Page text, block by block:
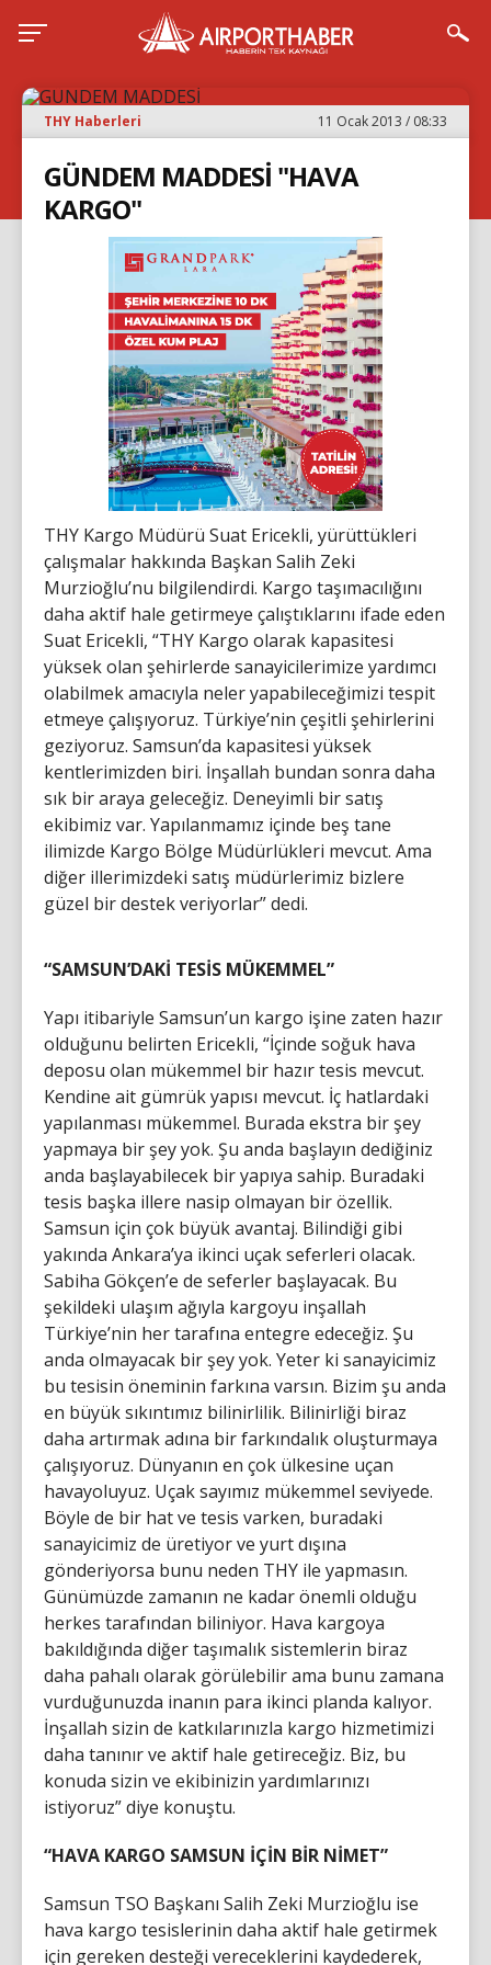
THY Haberleri 11 Ocak 2013 / 08:33
GÜNDEM MADDESİ "HAVA
KARGO"
THY Kargo Müdürü Suat Ericekli, yürüttükleri
çalışmalar hakkında Başkan Salih Zeki
Murzioğlu’nu bilgilendirdi. Kargo taşımacılığını
daha aktif hale getirmeye çalıştıklarını ifade eden
Suat Ericekli, “THY Kargo olarak kapasitesi
yüksek olan şehirlerde sanayicilerimize yardımcı
olabilmek amacıyla neler yapabileceğimizi tespit
etmeye çalışıyoruz. Türkiye’nin çeşitli şehirlerini
geziyoruz. Samsun’da kapasitesi yüksek
kentlerimizden biri. İnşallah bundan sonra daha
sık bir araya geleceğiz. Deneyimli bir satış
ekibimiz var. Yapılanmamız içinde beş tane
ilimizde Kargo Bölge Müdürlükleri mevcut. Ama
diğer illerimizdeki satış müdürlerimiz bizlere
güzel bir destek veriyorlar” dedi.
“SAMSUN’DAKİ TESİS MÜKEMMEL”
Yapı itibariyle Samsun’un kargo işine zaten hazır
olduğunu belirten Ericekli, “İçinde soğuk hava
deposu olan mükemmel bir hazır tesis mevcut.
Kendine ait gümrük yapısı mevcut. İç hatlardaki
yapılanması mükemmel. Burada ekstra bir şey
yapmaya bir şey yok. Şu anda başlayın dediğiniz
anda başlayabilecek bir yapıya sahip. Buradaki
tesis başka illere nasip olmayan bir özellik.
Samsun için çok büyük avantaj. Bilindiği gibi
yakında Ankara’ya ikinci uçak seferleri olacak.
Sabiha Gökçen’e de seferler başlayacak. Bu
şekildeki ulaşım ağıyla kargoyu inşallah
Türkiye’nin her tarafına entegre edeceğiz. Şu
anda olmayacak bir şey yok. Yeter ki sanayicimiz
bu tesisin öneminin farkına varsın. Bizim şu anda
en büyük sıkıntımız bilinirlilik. Bilinirliği biraz
daha artırmak adına bir farkındalık oluşturmaya
çalışıyoruz. Dünyanın en çok ülkesine uçan
havayoluyuz. Uçak sayımız mükemmel seviyede.
Böyle de bir hat ve tesis varken, buradaki
sanayicimiz de üretiyor ve yurt dışına
gönderiyorsa bunu neden THY ile yapmasın.
Günümüzde zamanın ne kadar önemli olduğu
herkes tarafından biliniyor. Hava kargoya
bakıldığında diğer taşımalık sistemlerin biraz
daha pahalı olarak görülebilir ama bunu zamana
vurduğunuzda inanın para ikinci planda kalıyor.
İnşallah sizin de katkılarınızla kargo hizmetimizi
daha tanınır ve aktif hale getireceğiz. Biz, bu
konuda sizin ve ekibinizin yardımlarınızı
istiyoruz” diye konuştu.
“HAVA KARGO SAMSUN İÇİN BİR NİMET”
Samsun TSO Başkanı Salih Zeki Murzioğlu ise
hava kargo tesislerinin daha aktif hale getirmek
için gereken desteği vereceklerini kaydederek,